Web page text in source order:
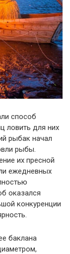
способ
ловить для них
рыбак начал
рыбы.
их пресной
ежедневных
оказался
конкуренции
баклана